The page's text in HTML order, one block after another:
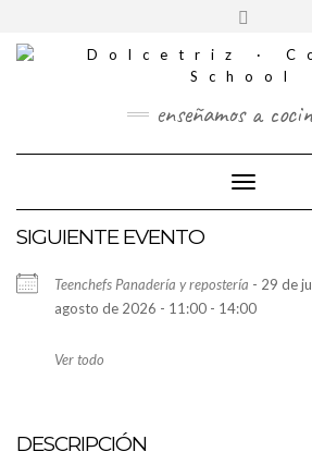
contenido
CONTACTO
SOCIALES
enseñamos a
Cambiar
SIGUIENTE EVENTO
Teenchefs Panadería y repostería - 29 de
agosto de 2026 - 11:00 - 14:00
Ver todo
DESCRIPCIÓN